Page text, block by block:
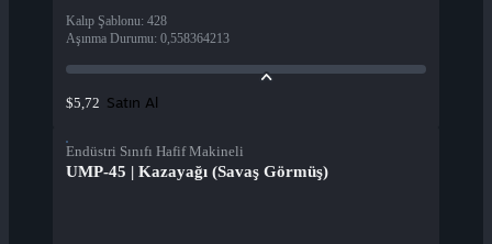
Kalıp Şablonu: 428
Aşınma Durumu: 0,558364213
$5,72 Satın Al
Endüstri Sınıfı Hafif Makineli
UMP-45 | Kazayağı (Savaş Görmüş)